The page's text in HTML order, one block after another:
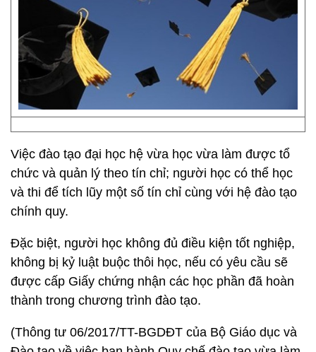
Việc đào tạo đại học hệ vừa học vừa làm được tổ
chức và quản lý theo tín chỉ; người học có thể học
và thi để tích lũy một số tín chỉ cùng với hệ đào tạo
chính quy.
Đặc biệt, người học không đủ điều kiện tốt nghiệp,
không bị kỷ luật buộc thôi học, nếu có yêu cầu sẽ
được cấp Giấy chứng nhận các học phần đã hoàn
thành trong chương trình đào tạo.
(Thông tư 06/2017/TT-BGDĐT của Bộ Giáo dục và